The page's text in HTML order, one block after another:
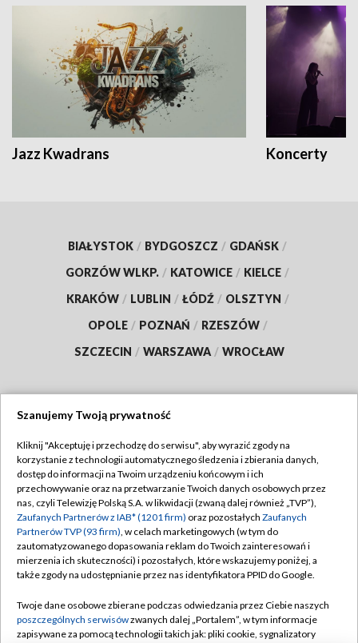
Jazz Kwadrans Koncerty
BIAŁYSTOK / BYDGOSZCZ / GDAŃSK /
GORZÓW WLKP. / KATOWICE / KIELCE /
KRAKÓW / LUBLIN / ŁÓDŹ / OLSZTYN /
OPOLE / POZNAŃ / RZESZÓW /
SZCZECIN / WARSZAWA / WROCŁAW
TVP
Abonament TVP
Emisja w TVP
Centrum informacji TVP
Naziemna Telewizja Cyfrowa
Rada Programowa
Regulamin TVP
Polityka prywatności
Moje zgody
Pomoc
Kontakt
Szanujemy Twoją prywatność
Kliknij "Akceptuję i przechodzę do serwisu", aby wyrazić zgody na
korzystanie z technologii automatycznego śledzenia i zbierania danych,
dostęp do informacji na Twoim urządzeniu końcowym i ich
przechowywanie oraz na przetwarzanie Twoich danych osobowych przez
nas, czyli Telewizję Polską S.A. w likwidacji (zwaną dalej również „TVP”),
Zaufanych Partnerów z IAB* (1201 firm) oraz pozostałych Zaufanych
Partnerów TVP (93 firm), w celach marketingowych (w tym do
zautomatyzowanego dopasowania reklam do Twoich zainteresowań i
mierzenia ich skuteczności) i pozostałych, które wskazujemy poniżej, a
także zgody na udostępnianie przez nas identyfikatora PPID do Google.
Twoje dane osobowe zbierane podczas odwiedzania przez Ciebie naszych
poszczególnych serwisówzwanych dalej „Portalem”, w tym informacje
zapisywane za pomocą technologii takich jak: pliki cookie, sygnalizatory